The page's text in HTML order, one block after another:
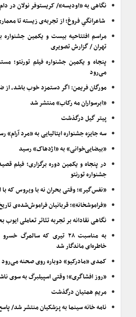
نگاهی به «اودیسه»/ کریستوفر نولان در
شاعرانگیِ فروغ؛ از تجربه‌ی زیسته تا
مراسم افتتاحیه بیست و یکمین
تهران / گزارش تصویری
پنجاه و یکمین جشنواره فیلم تورنتو؛
می‌رود
مورگان فریمن: اگر دستمزد خوب باشد،
«ابرسواران مه رکاب» منتشر شد
پیتر گیل درگذشت
سه جایزه جشنواره ایتالیایی به «مرد آرام»
«بیضایی‌خوانی» به «اژدهاک» رسید
در پنجاه و یکمین دوره برگزاری؛ فیلم
جشنواره تورنتو
«نفس‌گیر»؛ وقتی بحران نه با ویروس که با
«فراموشخانه»؛ قربانیان فراموش‌شده‌ی
نگاهی نقادانه بر تجربه تئاتر تعاملی
به مناسبت ۲۸ تیری که
خاطره‌ای ماندگار شد
کمدی «مادرکیو» دوباره روی صحنه می‌رود
«روز افشاگری»؛ وقتی اسپیلبرگ به سوی
مریم همتیان درگذشت
نامه خانه سینما به پزشکیان منتشر شد/